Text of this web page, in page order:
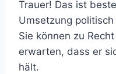
Trauer! Das ist
Umsetzung
Sie können zu
erwarten, dass er
hält.